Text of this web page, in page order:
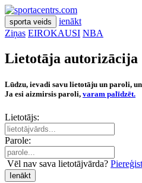
sporta veids
ienākt
Ziņas EIROKAUSI NBA
Lietotāja autorizācija
Lūdzu, ievadi savu lietotāju un paroli,
Ja esi aizmirsis paroli, varam palīdzēt.
Lietotājs:
Parole:
Vēl nav sava lietotājvārda?
Ienākt